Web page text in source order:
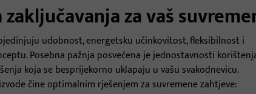
za vaš
udobnost, energetsku učinkovitost, fleksibilnost i
Posebna pažnja posvećena je jednostavnosti
koja se besprijekorno uklapaju u vašu svakodnevicu.
čine optimalnim rješenjem za suvremene zahtjeve: